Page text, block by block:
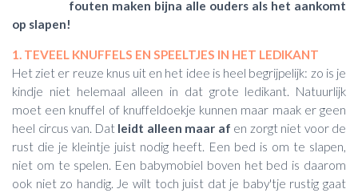
fouten maken bijna alle ouders als het aankomt
op slapen!
1. TEVEEL KNUFFELS EN SPEELTJES IN HET LEDIKANT
Het ziet er reuze knus uit en het idee is heel begrijpelijk: zo is je
kindje niet helemaal alleen in dat grote ledikant. Natuurlijk
moet een knuffel of knuffeldoekje kunnen maar maak er geen
heel circus van. Dat leidt alleen maar af en zorgt niet voor de
rust die je kleintje juist nodig heeft. Een bed is om te slapen,
niet om te spelen. Een babymobiel boven het bed is daarom
ook niet zo handig. Je wilt toch juist dat je baby'tje rustig gaat